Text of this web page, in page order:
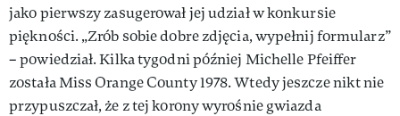
jako pierwszy zasugerował jej udział w konkursie
piękności. „Zrób sobie dobre zdjęcia, wypełnij formularz”
– powiedział. Kilka tygodni później Michelle Pfeiffer
została Miss Orange County 1978. Wtedy jeszcze nikt nie
przypuszczał, że z tej korony wyrośnie gwiazda